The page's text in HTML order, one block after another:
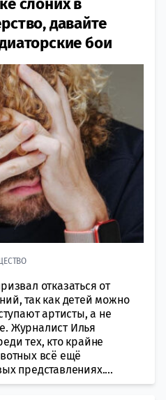
давайте
бои​
отказаться от
так как детей можно
артисты, а не
Журналист Илья
тех, кто крайне
всё ещё
представлениях....